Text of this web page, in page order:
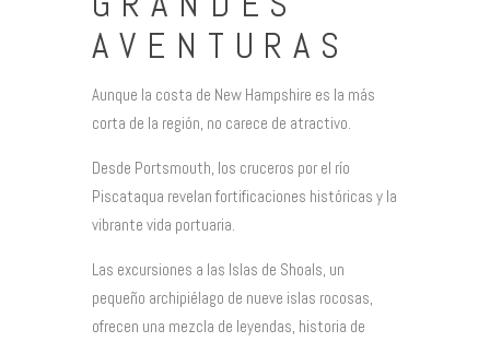
AVENTURAS
Aunque la costa de New Hampshire es la más
corta de la región, no carece de atractivo.
Desde Portsmouth, los cruceros por el río
Piscataqua revelan fortificaciones históricas y la
vibrante vida portuaria.
Las excursiones a las Islas de Shoals, un
pequeño archipiélago de nueve islas rocosas,
ofrecen una mezcla de leyendas, historia de